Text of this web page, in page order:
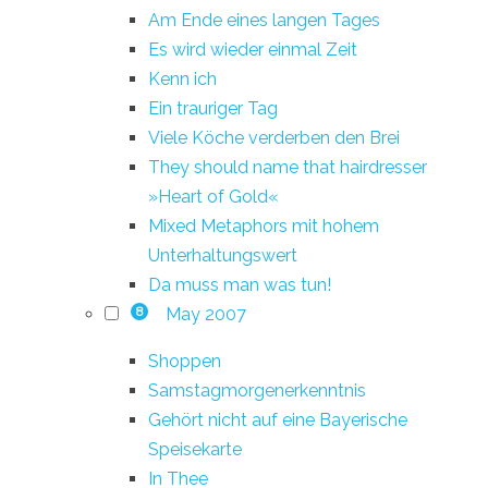
Am Ende eines langen Tages
Es wird wieder einmal Zeit
Kenn ich
Ein trauriger Tag
Viele Köche verderben den Brei
They should name that hairdresser
»Heart of Gold«
Mixed Metaphors mit hohem
Unterhaltungswert
Da muss man was tun!
8 May 2007
Shoppen
Samstagmorgenerkenntnis
Gehört nicht auf eine Bayerische
Speisekarte
In Thee